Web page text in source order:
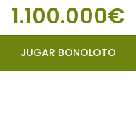
1.100.000€
JUGAR BONOLOTO